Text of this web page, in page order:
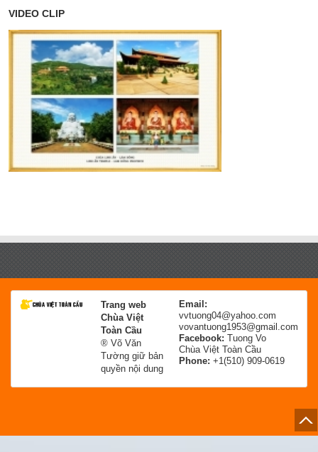
VIDEO CLIP
Trang web
Chùa Việt
Toàn Cầu
® Võ Văn
Tường giữ bản
quyền nội dung
Email:
vvtuong04@yahoo.com
vovantuong1953@gmail.com
Facebook: Tuong Vo
Chùa Việt Toàn Cầu
Phone: +1(510) 909-0619